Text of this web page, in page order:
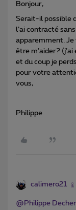
Bonjour,
Serait-il possible
l’ai contracté
apparemment. Je
être m’aider?
et du coup je
pour votre
vous,
Philippe
calimero21
@Philippe